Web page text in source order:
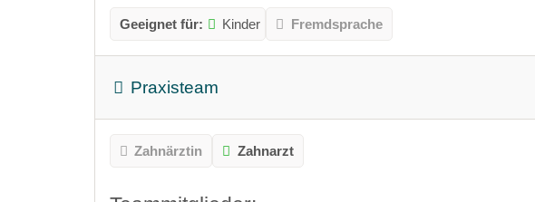
Geeignet für: Kinder Fremdsprache
Praxisteam
Zahnärztin Zahnarzt